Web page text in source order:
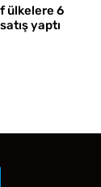
ülkelere 6
yaptı